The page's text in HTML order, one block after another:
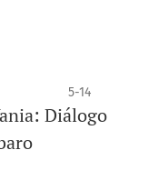
5-14
Diálogo